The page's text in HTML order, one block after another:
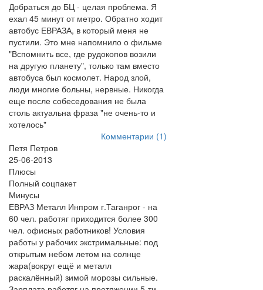
Добраться до БЦ - целая проблема. Я
ехал 45 минут от метро. Обратно ходит
автобус ЕВРАЗА, в который меня не
пустили. Это мне напомнило о фильме
"Вспомнить все, где рудокопов возили
на другую планету", только там вместо
автобуса был космолет. Народ злой,
люди многие больны, нервные. Никогда
еще после собеседования не была
столь актуальна фраза "не очень-то и
хотелось"
Комментарии (1)
Петя Петров
25-06-2013
Плюсы
Полный соцпакет
Минусы
ЕВРАЗ Металл Инпром г.Таганрог - на
60 чел. работяг приходится более 300
чел. офисных работников! Условия
работы у рабочих экстримальные: под
открытым небом летом на солнце
жара(вокруг ещё и металл
раскалённый) зимой морозы сильные.